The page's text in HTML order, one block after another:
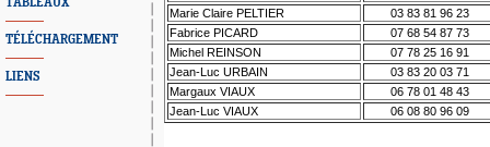
TÉLÉCHARGEMENT
LIENS
Marie Claire PELTIER
03 83 81 96 23
Fabrice PICARD
07 68 54 87 73
Michel REINSON
07 78 25 16 91
Jean-Luc URBAIN
03 83 20 03 71
Margaux VIAUX
06 78 01 48 43
Jean-Luc VIAUX
06 08 80 96 09